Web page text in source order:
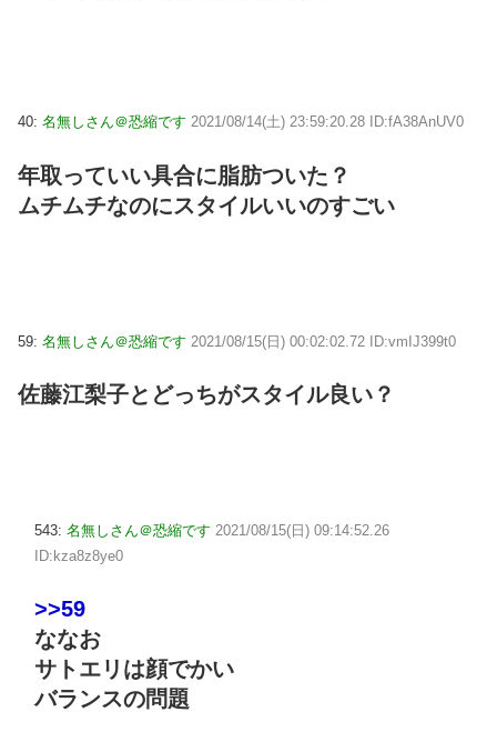
40: 名無しさん＠恐縮です 2021/08/14(土) 23:59:20.28 ID:fA38AnUV0
年取っていい具合に脂肪ついた？
ムチムチなのにスタイルいいのすごい
59: 名無しさん＠恐縮です 2021/08/15(日) 00:02:02.72 ID:vmIJ399t0
佐藤江梨子とどっちがスタイル良い？
543: 名無しさん＠恐縮です 2021/08/15(日) 09:14:52.26
ID:kza8z8ye0
>>59
ななお
サトエリは顔でかい
バランスの問題